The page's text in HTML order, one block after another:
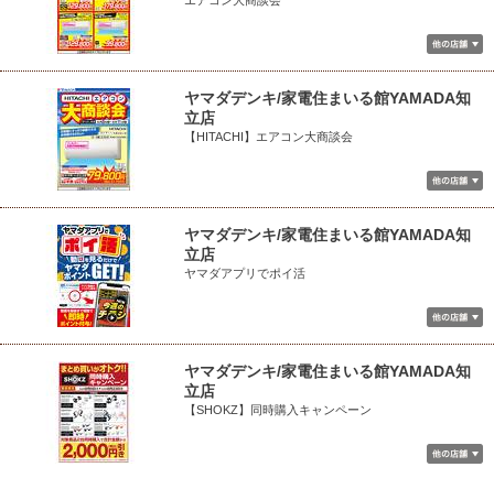
ヤマダデンキ/家電住まいる館YAMADA知
立店
【HITACHI】エアコン大商談会
ヤマダデンキ/家電住まいる館YAMADA知
立店
ヤマダアプリでポイ活
ヤマダデンキ/家電住まいる館YAMADA知
立店
【SHOKZ】同時購入キャンペーン